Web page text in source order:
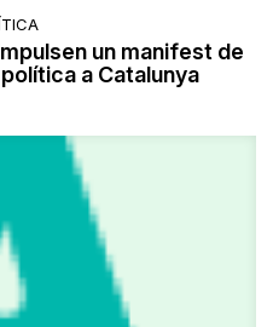
un manifest de
a Catalunya